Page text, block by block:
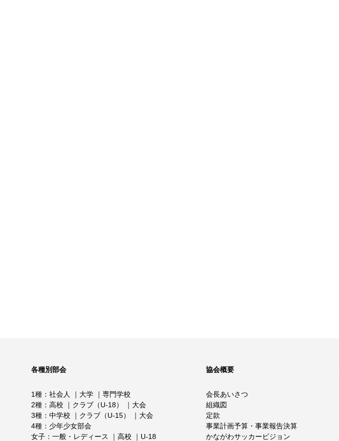
各種別部会
1種 社会人 大学
専門学校
2種
高校 クラブ（U-18）
大会
3種
中学校 クラブ（U-15）
大会
4種
少年少女部会
女子
一般・レディース 高校 U-18
協会概要
会長あいさつ
組織図
定款
事業計画予算・事業報告決算
かながわサッカービジョン